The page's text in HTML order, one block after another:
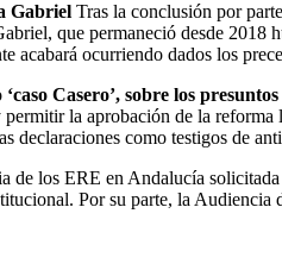
Gabriel Tras la conclusión por
que permaneció desde 2018
acabará ocurriendo dados los
‘caso Casero’, sobre los presuntos
la aprobación de la
como testigos de
de los ERE en Andalucía
Por su parte, la